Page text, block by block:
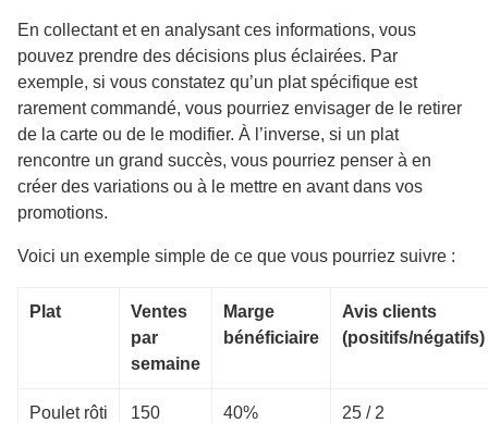
En collectant et en analysant ces informations, vous
pouvez prendre des décisions plus éclairées. Par
exemple, si vous constatez qu’un plat spécifique est
rarement commandé, vous pourriez envisager de le retirer
de la carte ou de le modifier. À l’inverse, si un plat
rencontre un grand succès, vous pourriez penser à en
créer des variations ou à le mettre en avant dans vos
promotions.
Voici un exemple simple de ce que vous pourriez suivre :
Plat
Ventes
par
semaine
Marge
bénéficiaire
Avis clients
(positifs/négatifs)
Poulet rôti 150 40% 25 / 2